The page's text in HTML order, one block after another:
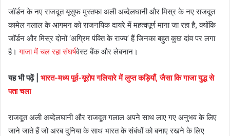
जॉर्डन के नए राजदूत यूसुफ मुस्तफा अली अब्देलघानी और मिस्र के नए राजदूत
कामेल गलाल के आगमन को राजनयिक दायरे में महत्वपूर्ण माना जा रहा है, क्योंकि
जॉर्डन और मिस्र दोनों ‘अग्रिम पंक्ति के राज्य’ हैं जिनका बहुत कुछ दांव पर लगा
है।गाजा में चल रहा संघर्षवेस्ट बैंक और लेबनान।
यह भी पढ़ें | भारत-मध्य पूर्व-यूरोप गलियारे में लुप्त कड़ियाँ, जैसा कि गाजा युद्ध से
पता चला
राजदूत अली अब्देलघानी और राजदूत गलाल अपने साथ लाए गए अनुभव के लिए
जाने जाते हैं जो अरब दुनिया के साथ भारत के संबंधों को बनाए रखने के लिए